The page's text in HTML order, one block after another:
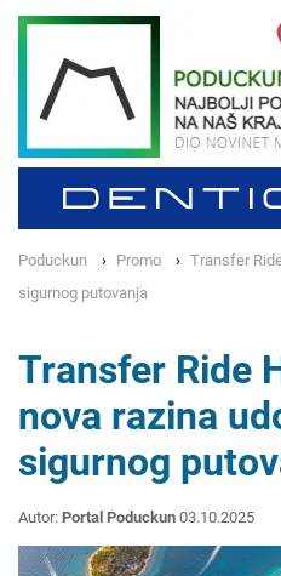
Poduckun Promo
Transfer
sigurnog putovanja
Transfer Ride
nova razina
sigurnog
Autor: Portal Poduckun 03.10.2025